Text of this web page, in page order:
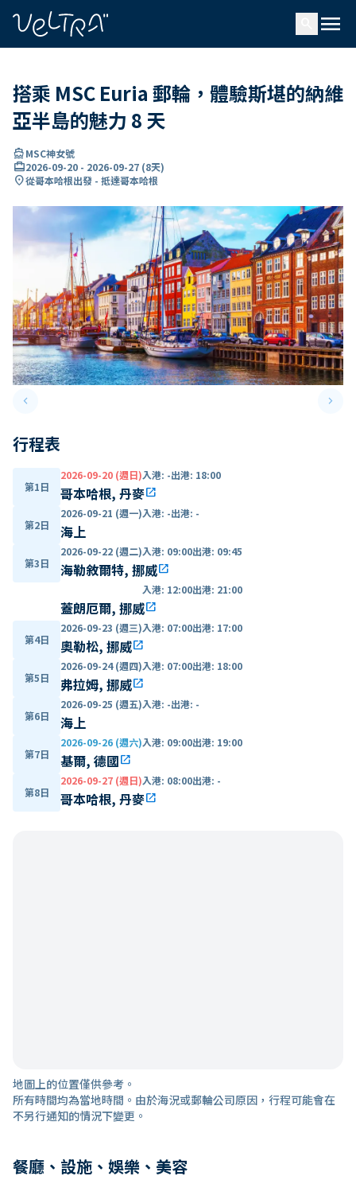
menu
搭乘 MSC Euria 郵輪，體驗斯堪的納維
亞半島的魅力 8 天
directions_boatMSC神女號
card_travel2026-09-20 - 2026-09-27 (8天)
location_on從哥本哈根出發 - 抵達哥本哈根
keyboard_arrow_leftPrevious slide keyboard_arrow_right
行程表
第1日
2026-09-20 (週日)入港: -出港: 18:00
哥本哈根, 丹麥open_in_new
第2日
2026-09-21 (週一)入港: -出港: -
海上
第3日
2026-09-22 (週二)入港: 09:00出港: 09:45
海勒敘爾特, 挪威open_in_new
入港: 12:00出港: 21:00
蓋朗厄爾, 挪威open_in_new
第4日
2026-09-23 (週三)入港: 07:00出港: 17:00
奧勒松, 挪威open_in_new
第5日
2026-09-24 (週四)入港: 07:00出港: 18:00
弗拉姆, 挪威open_in_new
第6日
2026-09-25 (週五)入港: -出港: -
海上
第7日
2026-09-26 (週六)入港: 09:00出港: 19:00
基爾, 德國open_in_new
第8日
2026-09-27 (週日)入港: 08:00出港: -
哥本哈根, 丹麥open_in_new
地圖上的位置僅供參考。
所有時間均為當地時間。由於海況或郵輪公司原因，行程可能會在
不另行通知的情況下變更。
餐廳、設施、娛樂、美容